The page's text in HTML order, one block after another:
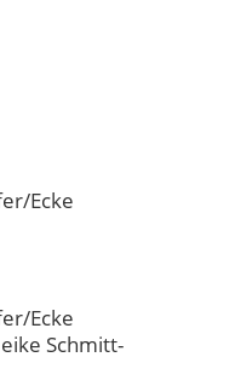
Ecke
Ecke
Schmitt-